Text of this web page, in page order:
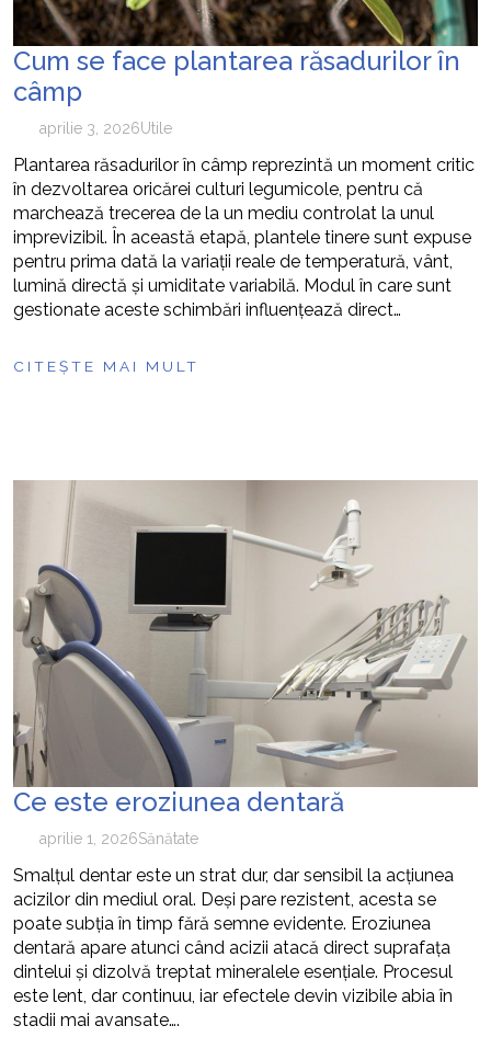
Cum se face plantarea răsadurilor în
câmp
aprilie 3, 2026Utile
Plantarea răsadurilor în câmp reprezintă un moment critic
în dezvoltarea oricărei culturi legumicole, pentru că
marchează trecerea de la un mediu controlat la unul
imprevizibil. În această etapă, plantele tinere sunt expuse
pentru prima dată la variații reale de temperatură, vânt,
lumină directă și umiditate variabilă. Modul în care sunt
gestionate aceste schimbări influențează direct…
CITEȘTE MAI MULT
Ce este eroziunea dentară
aprilie 1, 2026Sănătate
Smalțul dentar este un strat dur, dar sensibil la acțiunea
acizilor din mediul oral. Deși pare rezistent, acesta se
poate subția în timp fără semne evidente. Eroziunea
dentară apare atunci când acizii atacă direct suprafața
dintelui și dizolvă treptat mineralele esențiale. Procesul
este lent, dar continuu, iar efectele devin vizibile abia în
stadii mai avansate….